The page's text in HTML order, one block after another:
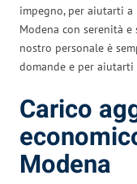
impegno, per aiutarti
Modena con serenità
nostro personale è
domande e per
Carico
Modena